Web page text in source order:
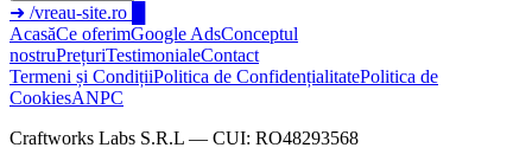
➜ /vreau-site.ro
AcasăCe oferimGoogle AdsConceptul
nostruPrețuriTestimonialeContact
Termeni și CondițiiPolitica de ConfidențialitatePolitica de
CookiesANPC
Craftworks Labs S.R.L — CUI: RO48293568